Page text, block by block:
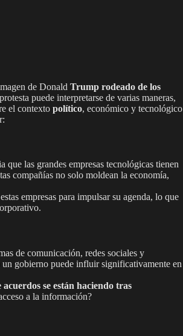
de Donald Trump rodeado de los
puede interpretarse de varias maneras,
el contexto político, económico y tecnológico
que las grandes empresas tecnológicas tienen
compañías no solo moldean la economía,
empresas para impulsar su agenda, lo que
de comunicación, redes sociales y
gobierno puede influir significativamente en
acuerdos se están haciendo tras
a la información?